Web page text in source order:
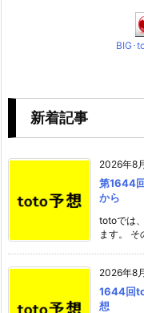
BIG･
新着記事
2026年8
第1644
から
totoでは
ます。 そ
2026年8
1644回
想